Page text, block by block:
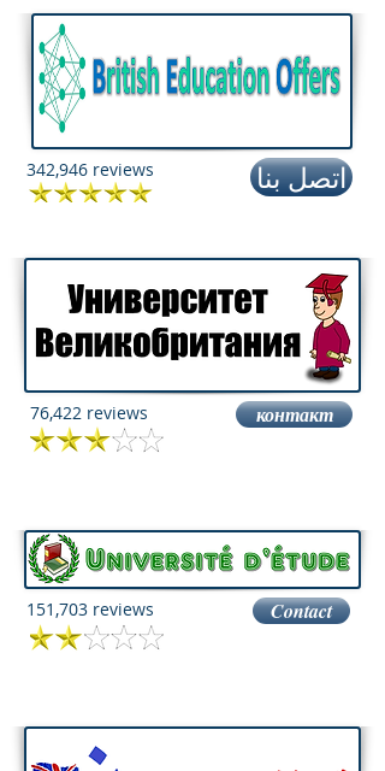
اتصل بنا 342,946 reviews
76,422 reviews контакт
151,703 reviews Contact